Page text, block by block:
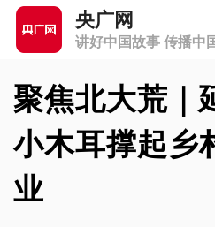
央广网
讲好中国故事 传播中
聚焦北大荒｜
小木耳撑起乡
业